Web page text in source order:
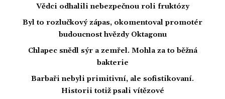
Vědci odhalili nebezpečnou roli fruktózy
Byl to rozlučkový zápas, okomentoval promotér
budoucnost hvězdy Oktagonu
Chlapec snědl sýr a zemřel. Mohla za to běžná
bakterie
Barbaři nebyli primitivní, ale sofistikovaní.
Historii totiž psali vítězové